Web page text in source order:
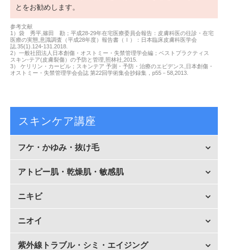
とをお勧めします。
参考文献
1）袋 秀平,篠田 勘；平成28-29年在宅医療委員会報告：皮膚科医の往診・在宅
医療の実態,意識調査（平成28年度）報告書（Ⅰ）：日本臨床皮膚科医学会
誌.35(1).124-131.2018.
2）一般社団法人日本創傷・オストミー・失禁管理学会編；ベストプラクティス
スキン-テア(皮膚裂傷）の予防と管理,照林社,2015.
3） ケリリン・カービル；スキンテア 予測・予防・治療のエビデンス,日本創傷・
オストミー・失禁管理学会会誌 第22回学術集会抄録集，p55－58,2013.
スキンケア講座
フケ・かゆみ・抜け毛
アトピー肌・乾燥肌・敏感肌
ニキビ
ニオイ
紫外線トラブル・シミ・エイジング